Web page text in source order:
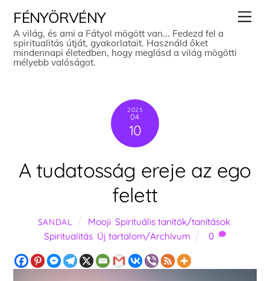
content
FÉNYÖRVÉNY
A világ, és ami a Fátyol mögött van... Fedezd fel a
spiritualitás útját, gyakorlatait. Használd őket
mindennapi életedben, hogy meglásd a világ mögötti
mélyebb valóságot.
2025
04
10
A tudatosság ereje az ego
felett
SANDAL Mooji ,Spirituális tanítók/tanítások
Spiritualitás, Új tartalom/Archívum 0